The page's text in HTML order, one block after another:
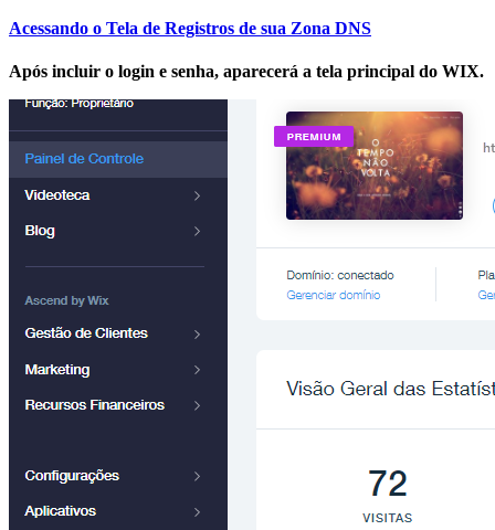
Acessando o Tela de Registros de sua Zona DNS
Após incluir o login e senha, aparecerá a tela principal do WIX.